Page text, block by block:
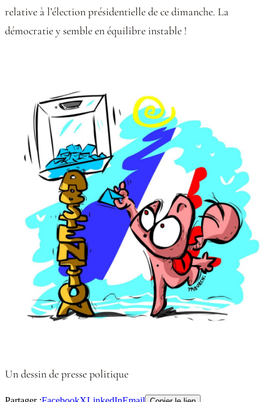
relative à l’élection présidentielle de ce dimanche. La
démocratie y semble en équilibre instable !
Un dessin de presse politique